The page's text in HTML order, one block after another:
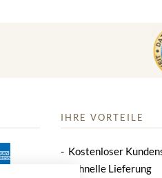
IHRE VORTEILE
Kostenloser
Schnelle Lieferung